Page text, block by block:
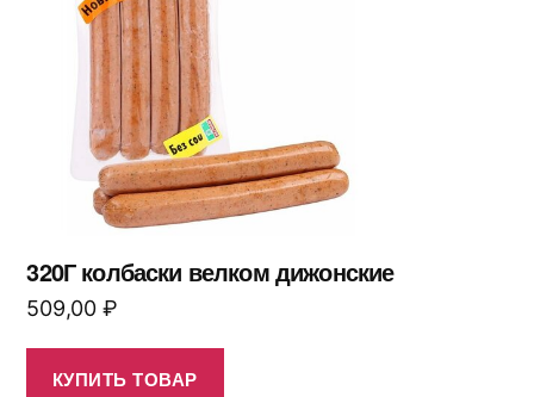
320Г колбаски велком дижонские
509,00 ₽
КУПИТЬ ТОВАР